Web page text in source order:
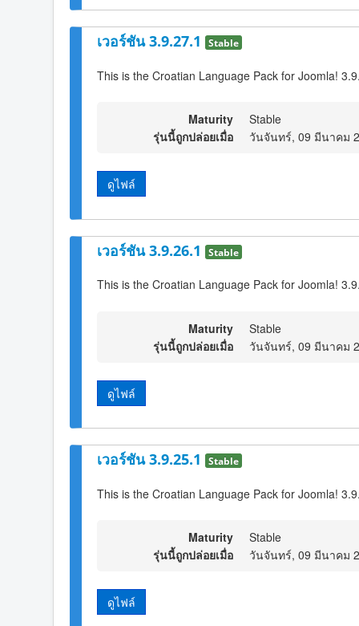
เวอร์ชัน 3.9.27.1 Stable
This is the Croatian Language Pack for Joomla!
Maturity
Stable
รุ่นนี้ถูกปล่อยเมื่อ
วันจันทร์, 09 มีนาคม
ดูไฟล์
เวอร์ชัน 3.9.26.1 Stable
This is the Croatian Language Pack for Joomla!
Maturity
Stable
รุ่นนี้ถูกปล่อยเมื่อ
วันจันทร์, 09 มีนาคม
ดูไฟล์
เวอร์ชัน 3.9.25.1 Stable
This is the Croatian Language Pack for Joomla!
Maturity
Stable
รุ่นนี้ถูกปล่อยเมื่อ
วันจันทร์, 09 มีนาคม
ดูไฟล์